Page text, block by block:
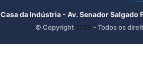
Casa da Indústria - Av. Senador
© Copyright 2026 - Todos os